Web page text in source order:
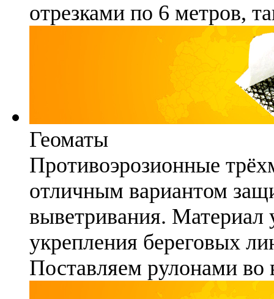
отрезками по 6 метров,
Геоматы
Противоэрозионные
отличным вариантом
выветривания. Материал
укрепления береговых
Поставляем рулонами